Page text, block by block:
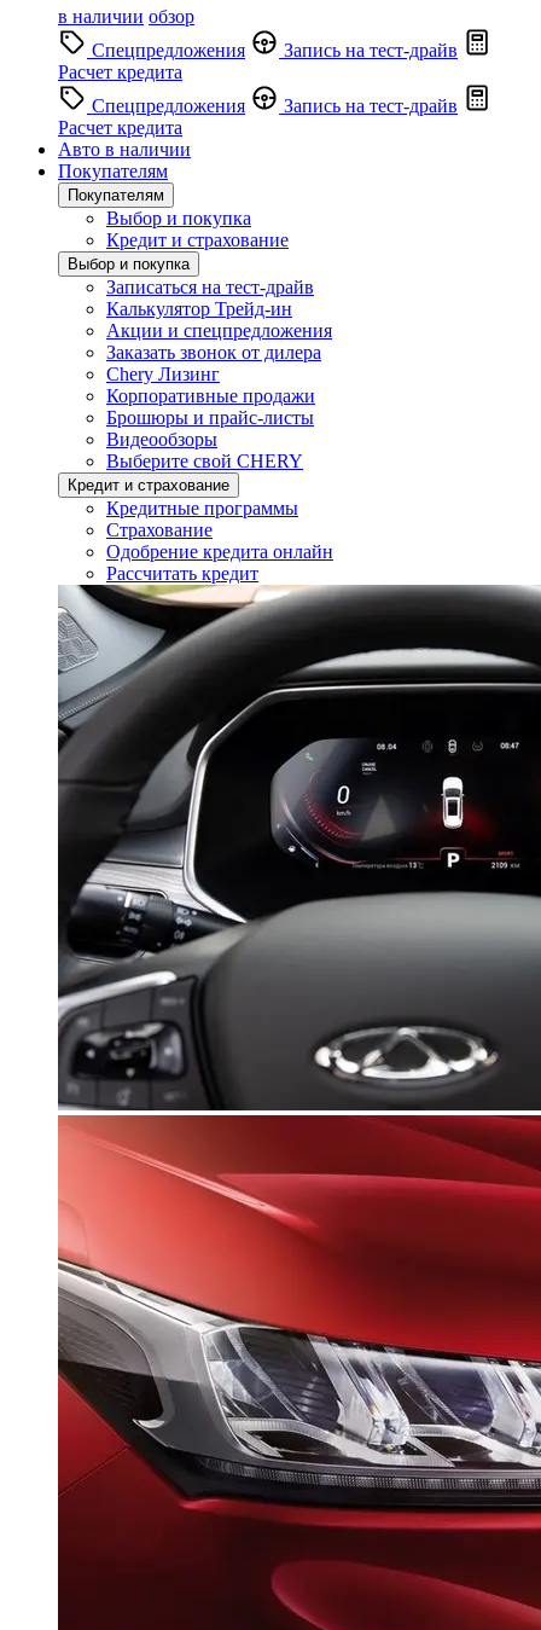
в наличии обзор
Спецпредложения
Запись на тест-драйв
Расчет кредита
Спецпредложения
Запись на тест-драйв
Расчет кредита
Авто в наличии
Покупателям
Покупателям
Выбор и покупка
Кредит и страхование
Выбор и покупка
Записаться на тест-драйв
Калькулятор Трейд-ин
Акции и спецпредложения
Заказать звонок от дилера
Chery Лизинг
Корпоративные продажи
Брошюры и прайс-листы
Видеообзоры
Выберите свой CHERY
Кредит и страхование
Кредитные программы
Страхование
Одобрение кредита онлайн
Рассчитать кредит